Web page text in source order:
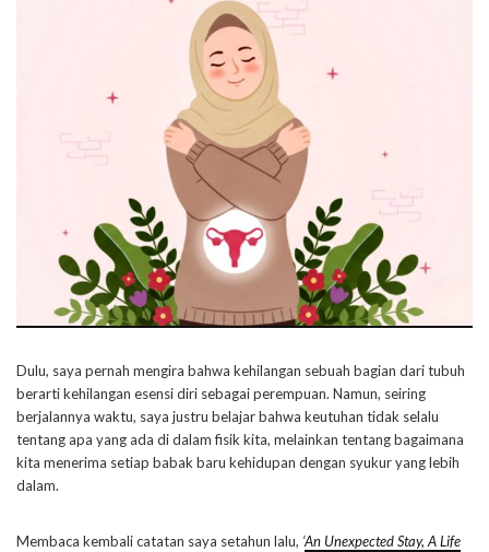
Dulu, saya pernah mengira bahwa kehilangan sebuah bagian dari tubuh
berarti kehilangan esensi diri sebagai perempuan. Namun, seiring
berjalannya waktu, saya justru belajar bahwa keutuhan tidak selalu
tentang apa yang ada di dalam fisik kita, melainkan tentang bagaimana
kita menerima setiap babak baru kehidupan dengan syukur yang lebih
dalam.
Membaca kembali catatan saya setahun lalu, ‘An Unexpected Stay, A Life